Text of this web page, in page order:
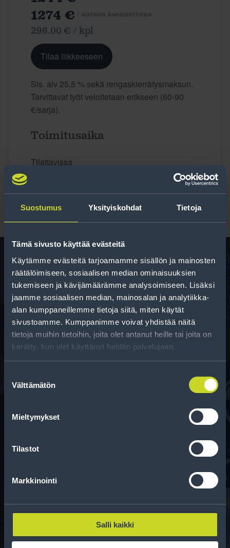
Suostumus Yksityiskohdat Tietoja
Tämä sivusto käyttää evästeitä
Käytämme evästeitä tarjoamamme sisällön ja mainosten
räätälöimiseen, sosiaalisen median ominaisuuksien
tukemiseen ja kävijämäärämme analysoimiseen. Lisäksi
jaamme sosiaalisen median, mainosalan ja analytiikka-
alan kumppaneillemme tietoja siitä, miten käytät
sivustoamme. Kumppanimme voivat yhdistää näitä
tietoja muihin tietoihin, joita olet antanut heille tai joita on
kerätty, kun olet käyttänyt heidän palvelujaan.
valinta
Välttämätön
Mieltymykset
Tilastot
Markkinointi
Salli kaikki
1274 €
296.00 € / kpl
Tilaa liikkeeseen
Sis. alv 25,5 % sekä rengaskierrätysmaksun.
Tarvittavat työt veloitetaan erikseen (60-90
€/sarja).
Toimitusaika
Tilattavissa
Rengas­laskuri
Auttaa sinua valitsemaan oikean kokoisen renkaan,
kun vaihdat rengaskokoa.
Rengasinfo